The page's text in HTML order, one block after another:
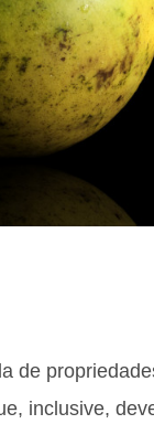
de
inclusive,